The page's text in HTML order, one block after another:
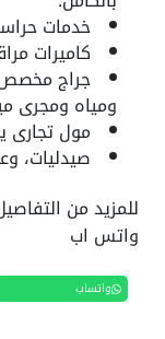
خدمات
كاميرات
جراج مخصص
ومياه ومجرى
مول تجارى
صيدليات،
واتس اب
واتساب